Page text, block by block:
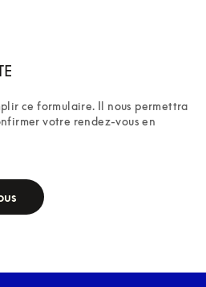
ce formulaire. Il nous permettra
votre rendez-vous en